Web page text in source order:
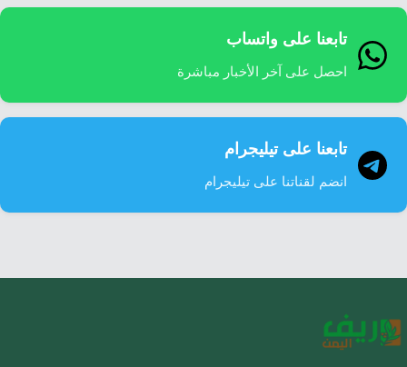
تابعنا على واتساب
احصل على آخر الأخبار مباشرة
تابعنا على تيليجرام
انضم لقناتنا على تيليجرام